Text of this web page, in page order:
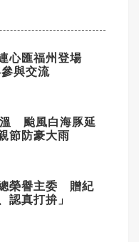
心匯福州登場
與交流
颱風白海豚延
節防豪大雨
榮譽主委 贈紀
認真打拚」